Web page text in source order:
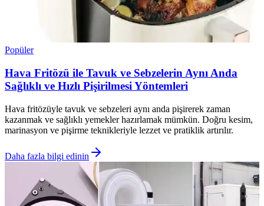
Popüler
Hava Fritözü ile Tavuk ve Sebzelerin Aynı Anda
Sağlıklı ve Hızlı Pişirilmesi Yöntemleri
Hava fritözüyle tavuk ve sebzeleri aynı anda pişirerek zaman
kazanmak ve sağlıklı yemekler hazırlamak mümkün. Doğru kesim,
marinasyon ve pişirme teknikleriyle lezzet ve pratiklik artırılır.
Daha fazla bilgi edinin